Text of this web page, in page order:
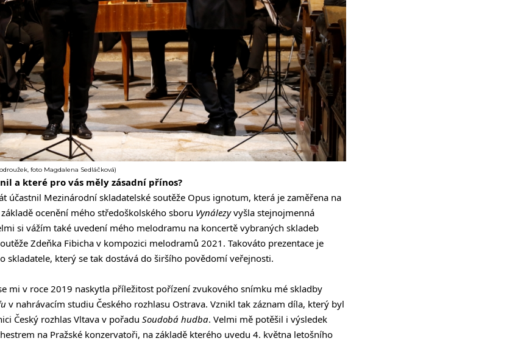
foto Magdalena Sedláčková)
a které pro vás měly zásadní přínos?
účastnil Mezinárodní skladatelské soutěže Opus ignotum, která je zaměřena na
ocenění mého středoškolského sboru Vynálezyvyšla stejnojmenná
si vážím také uvedení mého melodramu na koncertě vybraných skladeb
Zdeňka Fibicha v kompozici melodramů 2021. Takováto prezentace je
skladatele, který se tak dostává do širšího povědomí veřejnosti.
mi v roce 2019 naskytla příležitost pořízení zvukového snímku mé skladby
v nahrávacím studiu Českého rozhlasu Ostrava. Vznikl tak záznam díla, který byl
Český rozhlas Vltava v pořadu Soudobá hudba. Velmi mě potěšil i výsledek
na Pražské konzervatoři, na základě kterého uvedu 4. května letošního